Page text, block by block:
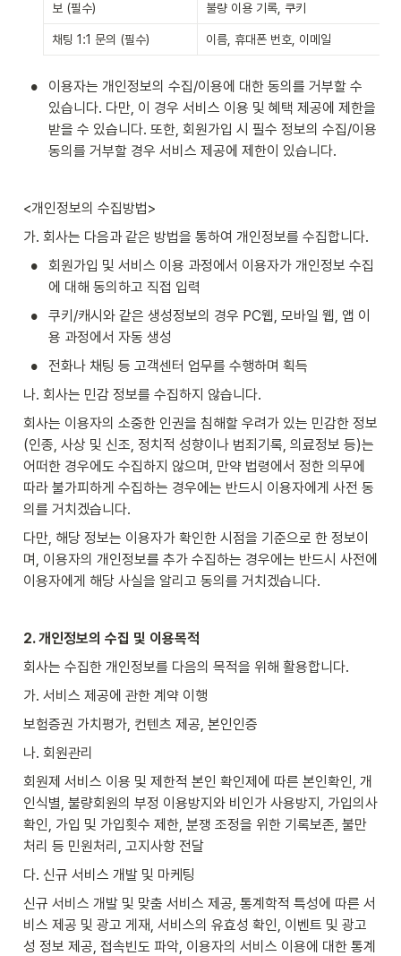
보 (필수)
불량 이용 기록, 쿠키
채팅 1:1 문의 (필수) 이름, 휴대폰 번호, 이메일
•
이용자는 개인정보의 수집/이용에 대한 동의를 거부할 수
있습니다. 다만, 이 경우 서비스 이용 및 혜택 제공에 제한을
받을 수 있습니다. 또한, 회원가입 시 필수 정보의 수집/이용
동의를 거부할 경우 서비스 제공에 제한이 있습니다.
<개인정보의 수집방법>
가. 회사는 다음과 같은 방법을 통하여 개인정보를 수집합니다.
•
회원가입 및 서비스 이용 과정에서 이용자가 개인정보 수집
에 대해 동의하고 직접 입력
•
쿠키/캐시와 같은 생성정보의 경우 PC웹, 모바일 웹, 앱 이
용 과정에서 자동 생성
•
전화나 채팅 등 고객센터 업무를 수행하며 획득
나. 회사는 민감 정보를 수집하지 않습니다.
회사는 이용자의 소중한 인권을 침해할 우려가 있는 민감한 정보
(인종, 사상 및 신조, 정치적 성향이나 범죄기록, 의료정보 등)는
어떠한 경우에도 수집하지 않으며, 만약 법령에서 정한 의무에
따라 불가피하게 수집하는 경우에는 반드시 이용자에게 사전 동
의를 거치겠습니다.
다만, 해당 정보는 이용자가 확인한 시점을 기준으로 한 정보이
며, 이용자의 개인정보를 추가 수집하는 경우에는 반드시 사전에
이용자에게 해당 사실을 알리고 동의를 거치겠습니다.
2. 개인정보의 수집 및 이용목적
회사는 수집한 개인정보를 다음의 목적을 위해 활용합니다.
가. 서비스 제공에 관한 계약 이행
보험증권 가치평가, 컨텐츠 제공, 본인인증
나. 회원관리
회원제 서비스 이용 및 제한적 본인 확인제에 따른 본인확인, 개
인식별, 불량회원의 부정 이용방지와 비인가 사용방지, 가입의사
확인, 가입 및 가입횟수 제한, 분쟁 조정을 위한 기록보존, 불만
처리 등 민원처리, 고지사항 전달
다. 신규 서비스 개발 및 마케팅
신규 서비스 개발 및 맞춤 서비스 제공, 통계학적 특성에 따른 서
비스 제공 및 광고 게재, 서비스의 유효성 확인, 이벤트 및 광고
성 정보 제공, 접속빈도 파악, 이용자의 서비스 이용에 대한 통계